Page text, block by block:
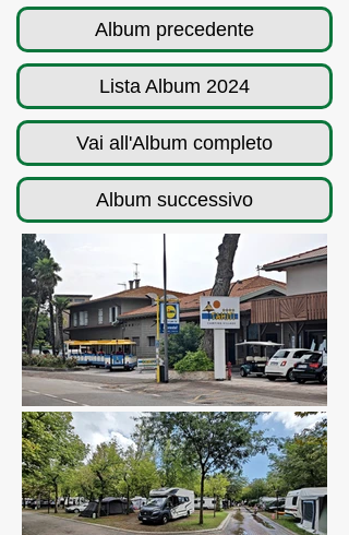
Album precedente
Lista Album 2024
Vai all'Album completo
Album successivo